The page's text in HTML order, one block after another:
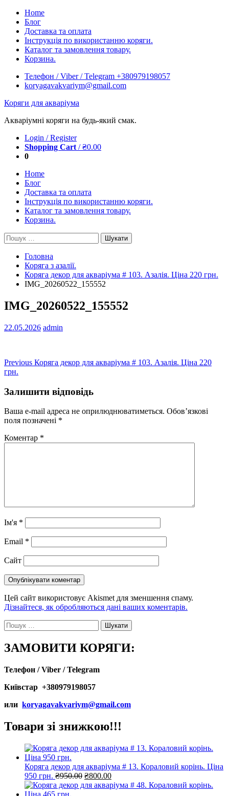
Skip
content
Home
Блог
Доставка та оплата
Інструкція по використанню коряги.
Каталог та замовлення товару.
Корзина.
Телефон / Viber / Telegram +380979198057
koryagavakvariym@gmail.com
Коряги для акваріума
Акваріумні коряги на будь-який смак.
Login / Register
Shopping Cart /₴0.00
0
Home
Блог
Доставка та оплата
Інструкція по використанню коряги.
Каталог та замовлення товару.
Корзина.
Пошук:
Головна
Коряга з азалії.
Коряга декор для акваріума # 103. Азалія. Ціна 220 грн.
IMG_20260522_155552
IMG_20260522_155552
22.05.2026 admin
Навігація
записів
Previous Previous
Коряга декор для акваріума # 103. Азалія. Ціна 220
грн.
Залишити відповідь
Ваша e-mail адреса не оприлюднюватиметься. Обов’язкові
поля позначені *
Коментар *
Ім'я *
Email *
Сайт
Цей сайт використовує Akismet для зменшення спаму.
Дізнайтеся, як обробляються дані ваших коментарів.
Пошук:
ЗАМОВИТИ КОРЯГИ:
Телефон / Viber / Telegram
Київстар +380979198057
или koryagavakvariym@gmail.com
Товари зі знижкою!!!
Коряга декор для акваріума # 13. Кораловий корінь. Ціна
950 грн. ₴950.00 Оригінальна
ціна:
₴800.00Поточна
ціна: